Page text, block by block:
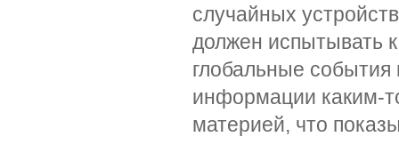
случайных
должен испытывать
глобальные
информации каким-
материей, что